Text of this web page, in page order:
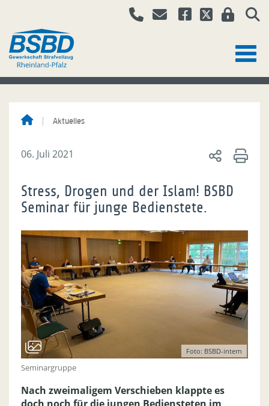
Aktuelles
06. Juli 2021
Stress, Drogen und der Islam! BSBD
Seminar für junge Bedienstete.
Foto: BSBD-intern
Seminargruppe
Nach zweimaligem Verschieben klappte es
doch noch für die jungen Bediensteten im